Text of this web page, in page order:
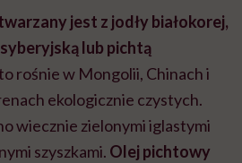
jest z jodły białokorej,
lub pichtą
rośnie w Mongolii, Chinach i
ekologicznie czystych.
wiecznie zielonymi iglastymi
szyszkami. Olej pichtowy